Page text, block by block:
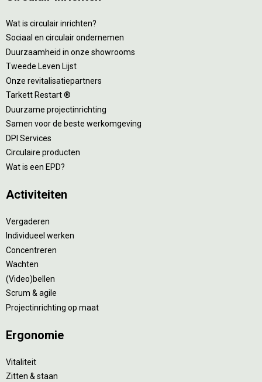
Wat is circulair inrichten?
Sociaal en circulair ondernemen
Duurzaamheid in onze showrooms
Tweede Leven Lijst
Onze revitalisatiepartners
Tarkett Restart ®
Duurzame projectinrichting
Samen voor de beste werkomgeving
DPI Services
Circulaire producten
Wat is een EPD?
Activiteiten
Vergaderen
Individueel werken
Concentreren
Wachten
(Video)bellen
Scrum & agile
Projectinrichting op maat
Ergonomie
Vitaliteit
Zitten & staan